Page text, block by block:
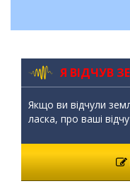
Я ВІДЧУВ
Якщо ви відчули
ласка, про ваші